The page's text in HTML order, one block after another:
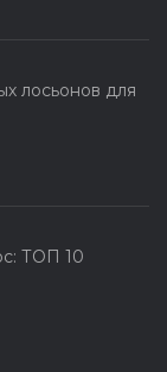
лосьонов для
ТОП 10